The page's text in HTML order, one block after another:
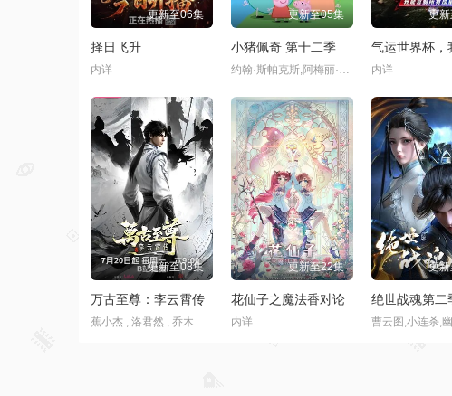
第33集 第34集 第35集 第
第41集 第42集 第43集 第
第49集 第50集 第51集 第
第57集 第58集 第59集 第
猜你喜欢